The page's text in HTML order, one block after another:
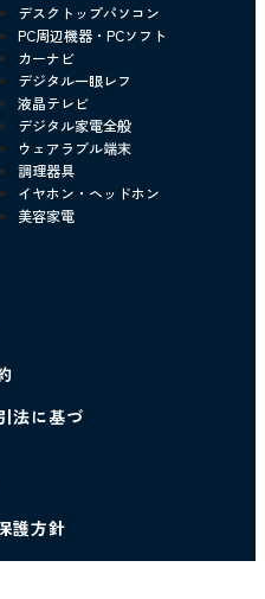
デスクトップパソコン
PC周辺機器・PCソフト
カーナビ
デジタル一眼レフ
液晶テレビ
デジタル家電全般
ウェアラブル端末
調理器具
イヤホン・ヘッドホン
美容家電
法に基づ
護方針